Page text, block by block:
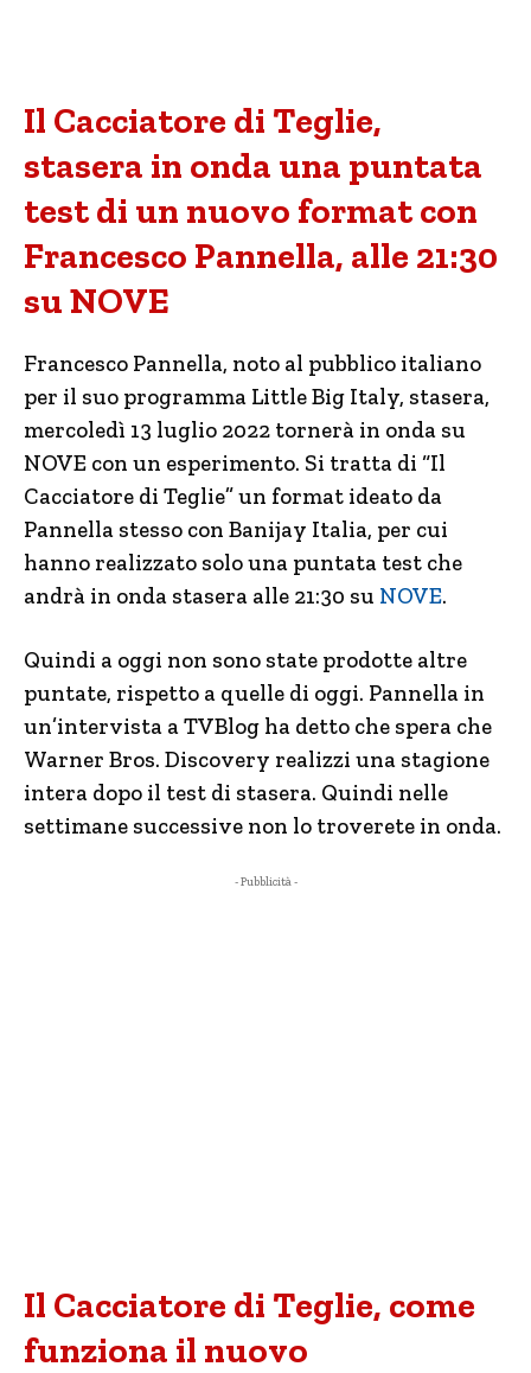
Il Cacciatore di Teglie,
stasera in onda una puntata
test di un nuovo format con
Francesco Pannella, alle 21:30
su NOVE
Francesco Pannella, noto al pubblico italiano
per il suo programma Little Big Italy, stasera,
mercoledì 13 luglio 2022 tornerà in onda su
NOVE con un esperimento. Si tratta di “Il
Cacciatore di Teglie” un format ideato da
Pannella stesso con Banijay Italia, per cui
hanno realizzato solo una puntata test che
andrà in onda stasera alle 21:30 su NOVE.
Quindi a oggi non sono state prodotte altre
puntate, rispetto a quelle di oggi. Pannella in
un’intervista a TVBlog ha detto che spera che
Warner Bros. Discovery realizzi una stagione
intera dopo il test di stasera. Quindi nelle
settimane successive non lo troverete in onda.
- Pubblicità -
Il Cacciatore di Teglie, come
funziona il nuovo